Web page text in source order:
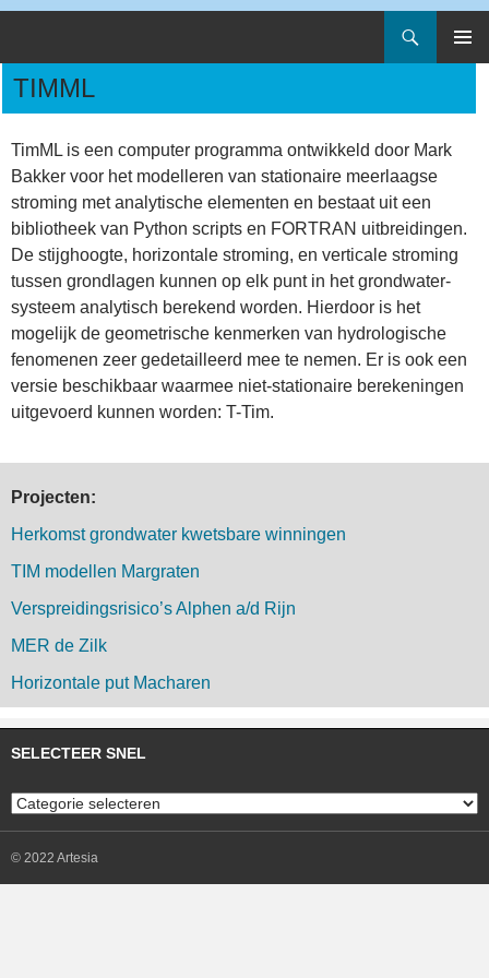
naar
inhoud
TIMML
TimML is een computer programma ontwikkeld door Mark
Bakker voor het modelleren van stationaire meerlaagse
stroming met analytische elementen en bestaat uit een
bibliotheek van Python scripts en FORTRAN uitbreidingen.
De stijghoogte, horizontale stroming, en verticale stroming
tussen grondlagen kunnen op elk punt in het grondwater-
systeem analytisch berekend worden. Hierdoor is het
mogelijk de geometrische kenmerken van hydrologische
fenomenen zeer gedetailleerd mee te nemen. Er is ook een
versie beschikbaar waarmee niet-stationaire berekeningen
uitgevoerd kunnen worden: T-Tim.
Projecten:
Herkomst grondwater kwetsbare winningen
TIM modellen Margraten
Verspreidingsrisico’s Alphen a/d Rijn
MER de Zilk
Horizontale put Macharen
SELECTEER SNEL
Selecteer
© 2022 Artesia